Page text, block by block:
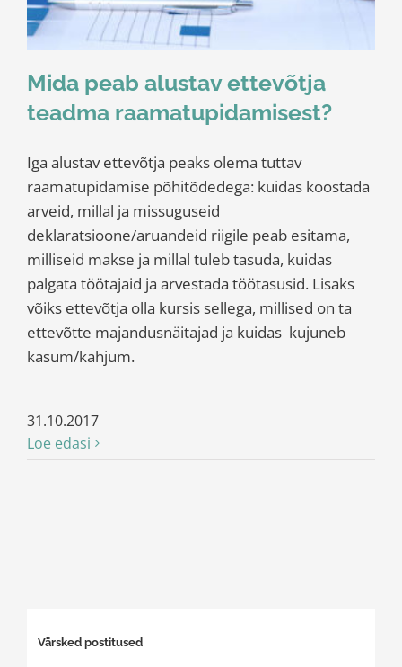
Mida peab alustav ettevõtja
teadma raamatupidamisest?
Iga alustav ettevõtja peaks olema tuttav
raamatupidamise põhitõdedega: kuidas koostada
arveid, millal ja missuguseid
deklaratsioone/aruandeid riigile peab esitama,
milliseid makse ja millal tuleb tasuda, kuidas
palgata töötajaid ja arvestada töötasusid. Lisaks
võiks ettevõtja olla kursis sellega, millised on ta
ettevõtte majandusnäitajad ja kuidas kujuneb
kasum/kahjum.
31.10.2017
Loe edasi
Värsked postitused